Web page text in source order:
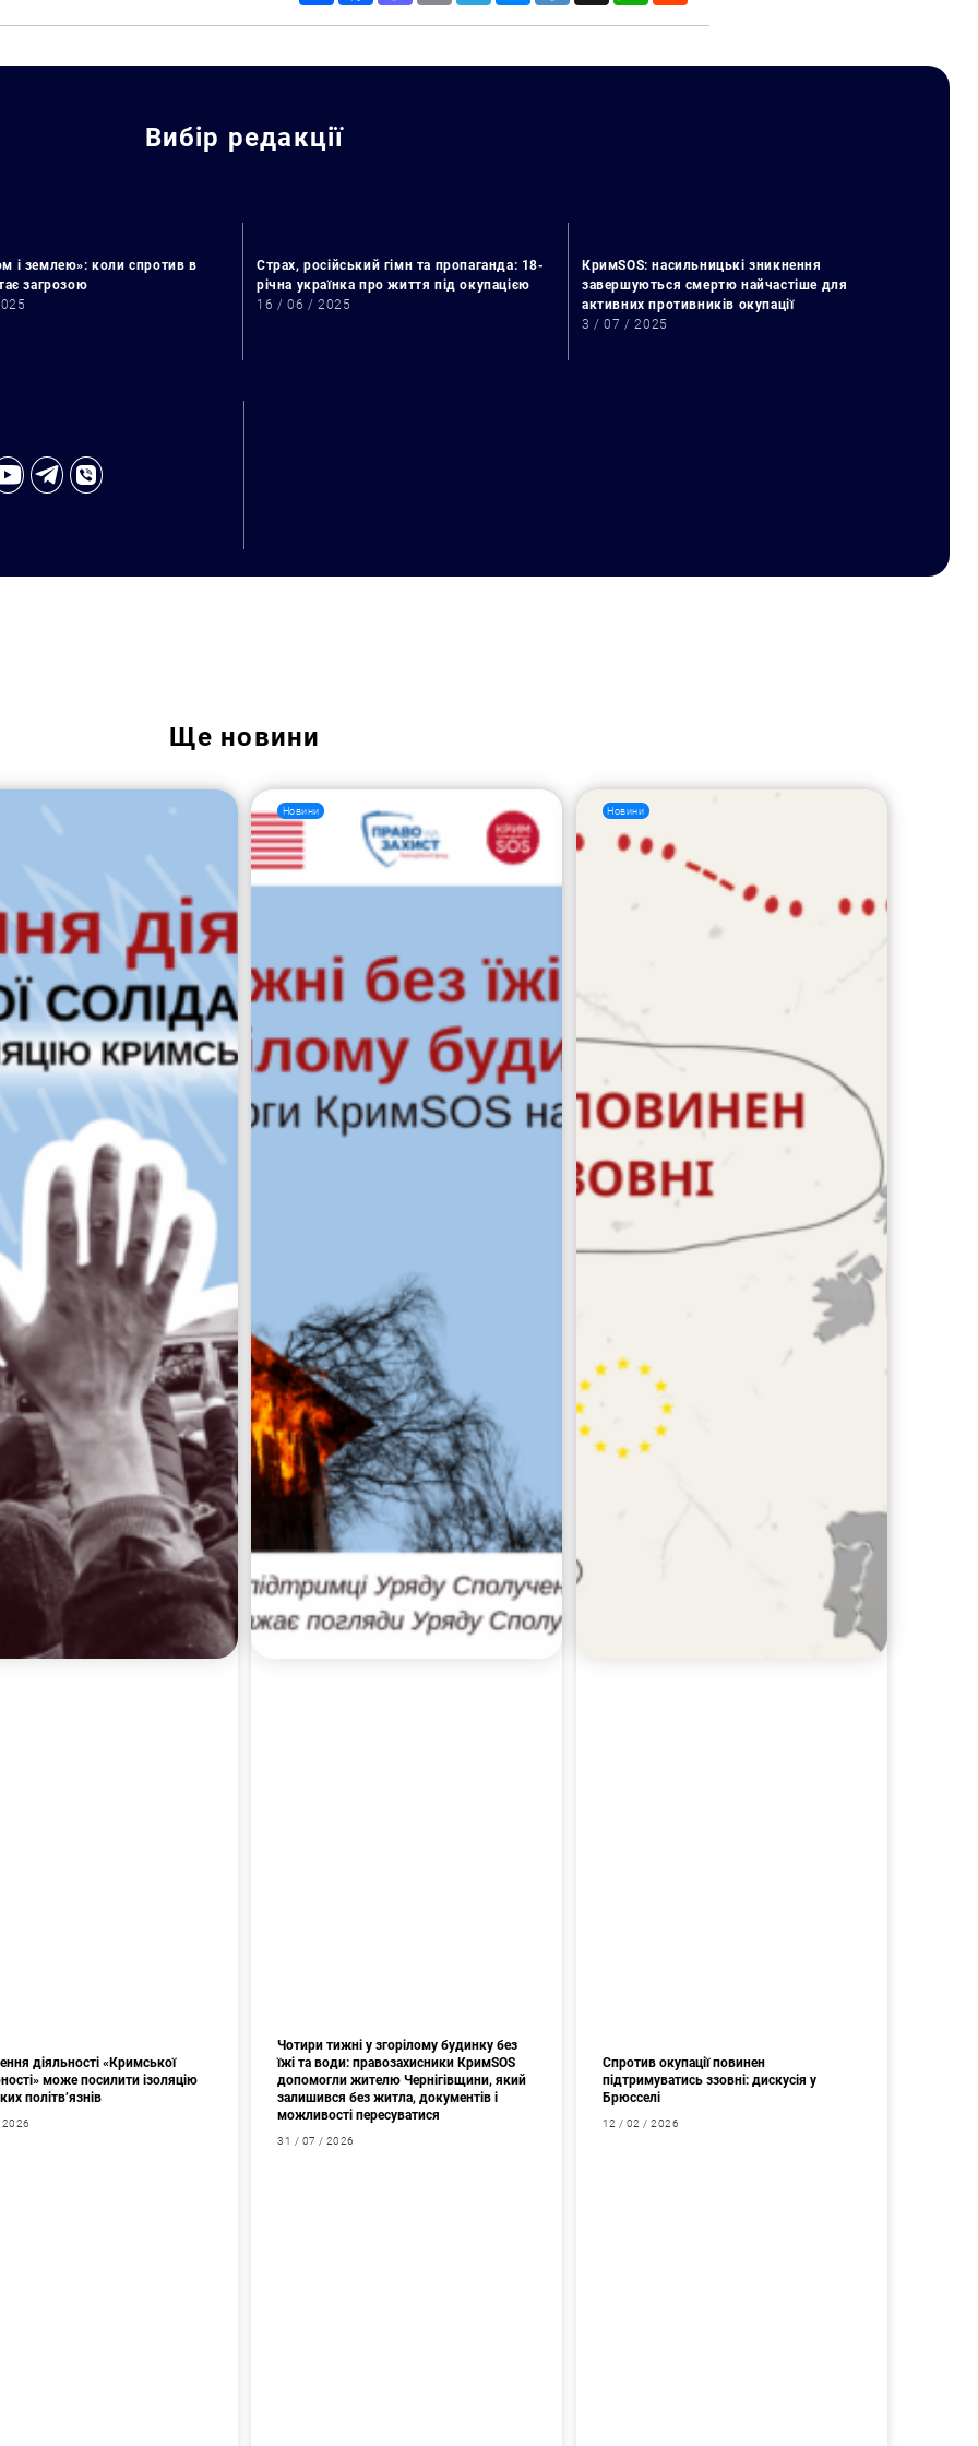
Пошук за запитом:
Вибір редакції
і землею»: коли спротив в
загрозою
Страх, російський гімн та пропаганда: 18-
річна українка про життя під окупацією
16 / 06 / 2025
КримSOS: насильницькі зникнення
завершуються смертю найчастіше для
активних противників окупації
3 / 07 / 2025
Ще новини
діяльності «Кримської
може посилити ізоляцію
політв’язнів
Новини
Чотири тижні у згорілому будинку без
їжі та води: правозахисники КримSOS
допомогли жителю Чернігівщини, який
залишився без житла, документів і
можливості пересуватися
31 / 07 / 2026
Новини
Спротив окупації повинен
підтримуватись ззовні: дискусія у
Брюсселі
12 / 02 / 2026